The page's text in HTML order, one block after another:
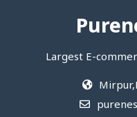
Largest E-